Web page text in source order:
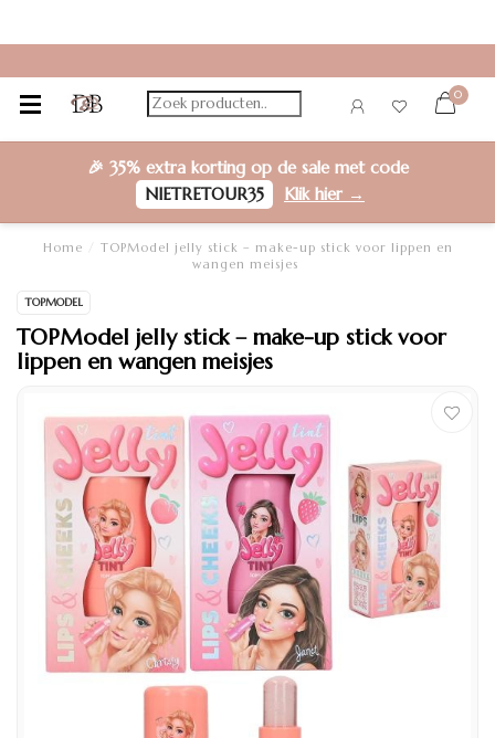
0
🎉 35% extra kortingop de sale met code
NIETRETOUR35
Klik hier →
Home
TOPModel jelly stick – make-up stick voor lippen en
wangen meisjes
TOPMODEL
TOPModel jelly stick – make-up stick voor
lippen en wangen meisjes